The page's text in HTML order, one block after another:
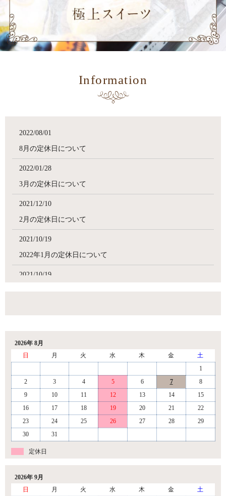
Information
2022/08/01
8月の定休日について
2022/01/28
3月の定休日について
2021/12/10
2月の定休日について
2021/10/19
2022年1月の定休日について
2021/10/19
12月の定休日について
2026年 8月
日
月 火 水 木 金
土
1
2
3 4 5 6 7
8
9
10 11 12 13 14
15
16
17 18 19 20 21
22
23
24 25 26 27 28
29
30
31
定休日
2026年 9月
日
月 火 水 木 金
土